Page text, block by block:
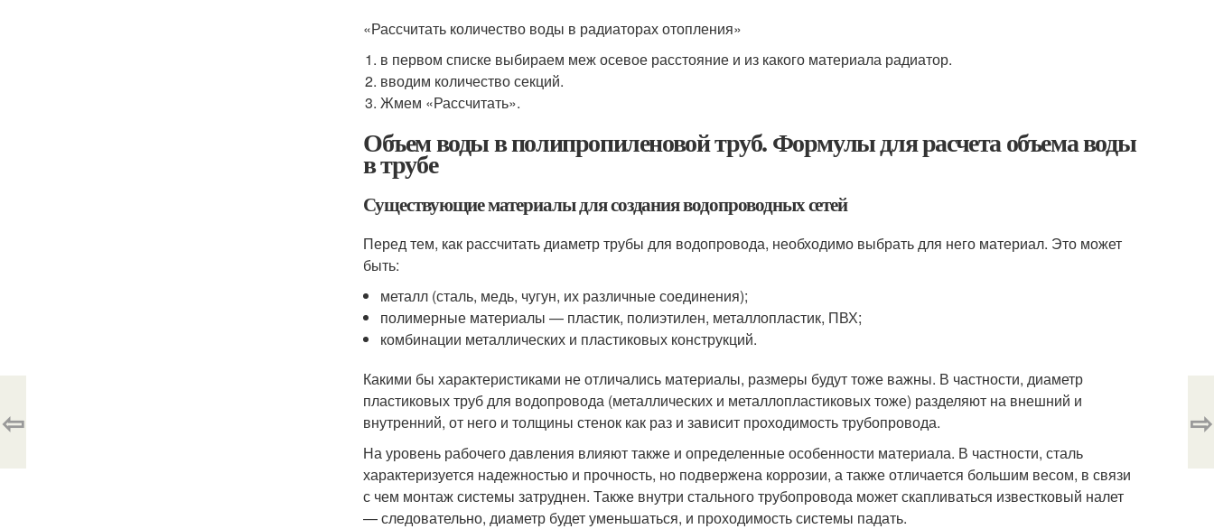
«Рассчитать количество воды в радиаторах отопления»
в первом списке выбираем меж осевое расстояние и из какого материала радиатор.
вводим количество секций.
Жмем «Рассчитать».
Объем воды в полипропиленовой труб. Формулы для расчета объема воды
в трубе
Существующие материалы для создания водопроводных сетей
Перед тем, как рассчитать диаметр трубы для водопровода, необходимо выбрать для него материал. Это может
быть:
металл (сталь, медь, чугун, их различные соединения);
полимерные материалы — пластик, полиэтилен, металлопластик, ПВХ;
комбинации металлических и пластиковых конструкций.
Какими бы характеристиками не отличались материалы, размеры будут тоже важны. В частности, диаметр
пластиковых труб для водопровода (металлических и металлопластиковых тоже) разделяют на внешний и
внутренний, от него и толщины стенок как раз и зависит проходимость трубопровода.
На уровень рабочего давления влияют также и определенные особенности материала. В частности, сталь
характеризуется надежностью и прочность, но подвержена коррозии, а также отличается большим весом, в связи
с чем монтаж системы затруднен. Также внутри стального трубопровода может скапливаться известковый налет
— следовательно, диаметр будет уменьшаться, и проходимость системы падать.
⇦ ⇨